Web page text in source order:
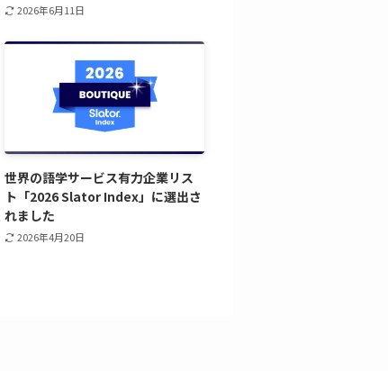
2026年6月11日
世界の語学サービス有力企業リス
ト「2026 Slator Index」に選出さ
れました
2026年4月20日